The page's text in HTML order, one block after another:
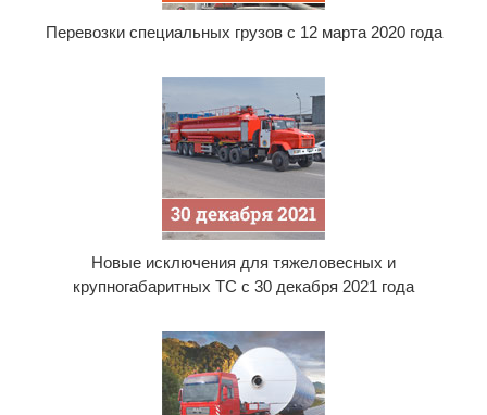
Перевозки специальных грузов с 12 марта 2020 года
Новые исключения для тяжеловесных и
крупногабаритных ТС с 30 декабря 2021 года